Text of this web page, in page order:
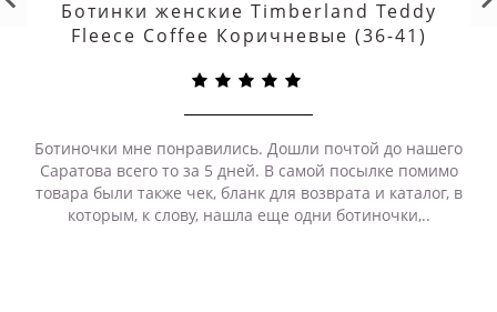
Ботинки женские Timberland Teddy
Fleece Coffee Коричневые (36-41)
Ботиночки мне понравились. Дошли почтой до нашего
Саратова всего то за 5 дней. В самой посылке помимо
товара были также чек, бланк для возврата и каталог, в
которым, к слову, нашла еще одни ботиночки,..